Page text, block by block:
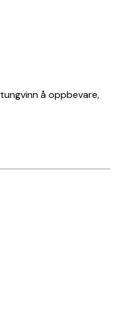
å oppbevare,